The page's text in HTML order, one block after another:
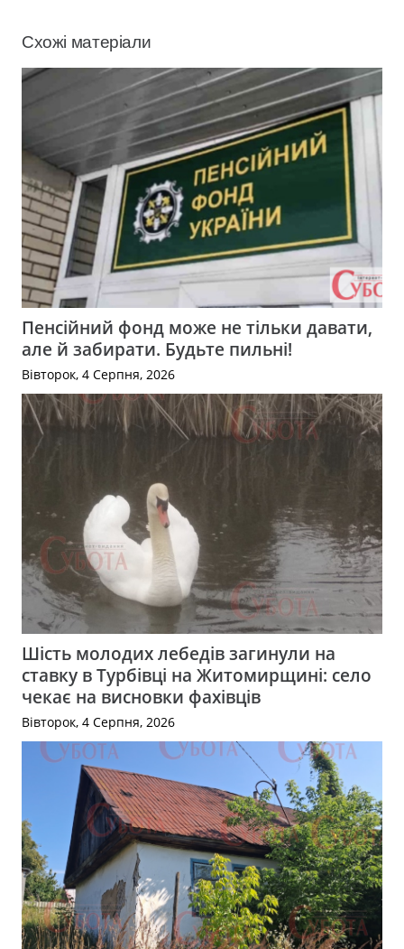
Схожі матеріали
Пенсійний фонд може не тільки давати,
але й забирати. Будьте пильні!
Вівторок, 4 Серпня, 2026
Шість молодих лебедів загинули на
ставку в Турбівці на Житомирщині: село
чекає на висновки фахівців
Вівторок, 4 Серпня, 2026